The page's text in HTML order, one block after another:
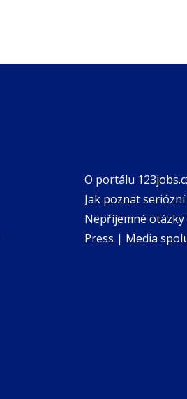
O portálu
Jak poznat
Nepříjemné
Press | Media